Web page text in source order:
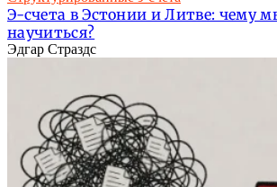
Э-счета в Эстонии и Литве: чему
научиться?
Эдгар Страздс